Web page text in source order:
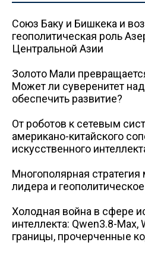
Союз Баку и Бишкека и
геополитическая роль
Центральной Азии
Золото Мали
Может ли суверенитет
обеспечить развитие?
От роботов к сетевым
американо-китайского
искусственного
Многополярная
лидера и
Холодная война в сфере
интеллекта: Qwen3.8-Max,
границы, прочерченные